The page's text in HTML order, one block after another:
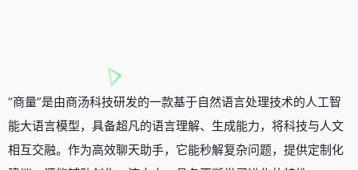
“商量”是由商汤科技研发的一款基于自然语言处理技术的人工智
能大语言模型，具备超凡的语言理解、生成能力，将科技与人文
相互交融。作为高效聊天助手，它能秒解复杂问题，提供定制化